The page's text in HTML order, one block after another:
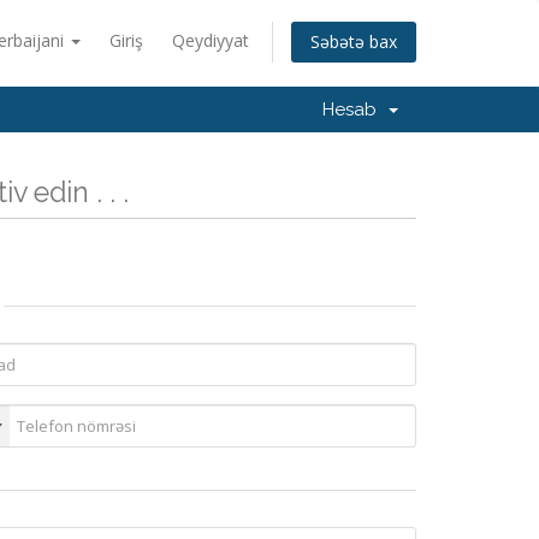
Giriş Qeydiyyat Səbətə bax
Hesab
edin . . .